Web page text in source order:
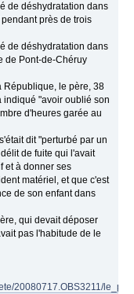
de déshydratation dans
près de trois
de déshydratation dans
de Pont-de-Chéruy
République, le père, 38
indiqué "avoir oublié son
d'heures garée au
dit "perturbé par un
de fuite qui l'avait
et à donner ses
matériel, et que c'est
de son enfant dans
qui devait déposer
pas l'habitude de le
20080717.OBS3211/